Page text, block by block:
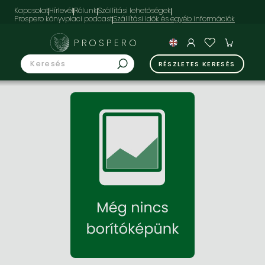
KapcsolatHírlevélRólunkSzállítási lehetőségek
Prospero könyvpiaci podcast
PROSPERO
RÉSZLETES KERESÉS